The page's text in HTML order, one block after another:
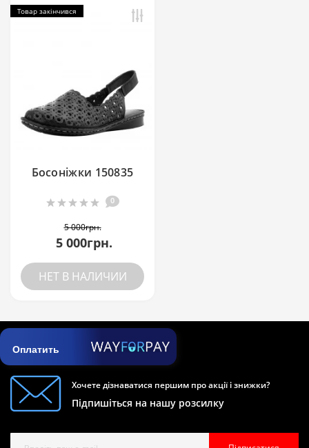
Товар закінчився
Босоніжки 150835
0
5 000грн.
5 000грн.
НЕТ В НАЛИЧИИ
Оплатить
Хочете дізнаватися першим про акції і знижки?
Підпишіться на нашу розсилку